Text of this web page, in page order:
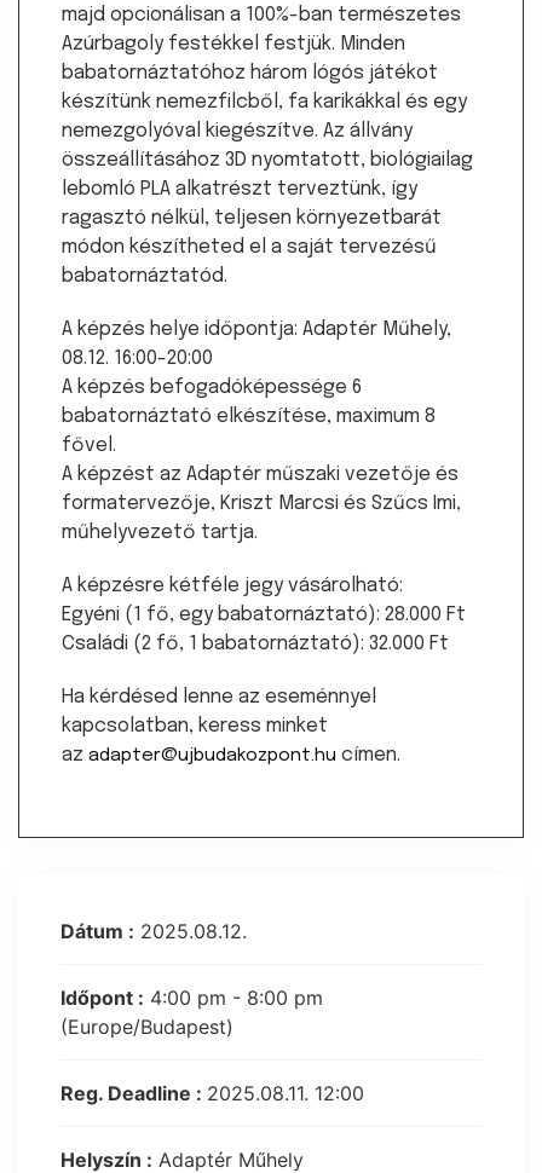
majd opcionálisan a 100%-ban természetes
Azúrbagoly festékkel festjük. Minden
babatornáztatóhoz három lógós játékot
készítünk nemezfilcből, fa karikákkal és egy
nemezgolyóval kiegészítve. Az állvány
összeállításához 3D nyomtatott, biológiailag
lebomló PLA alkatrészt terveztünk, így
ragasztó nélkül, teljesen környezetbarát
módon készítheted el a saját tervezésű
babatornáztatód.
A képzés helye időpontja: Adaptér Műhely,
08.12. 16:00-20:00
A képzés befogadóképessége 6
babatornáztató elkészítése, maximum 8
fővel.
A képzést az Adaptér műszaki vezetője és
formatervezője, Kriszt Marcsi és Szűcs Imi,
műhelyvezető tartja.
A képzésre kétféle jegy vásárolható:
Egyéni (1 fő, egy babatornáztató): 28.000 Ft
Családi (2 fő, 1 babatornáztató): 32.000 Ft
Ha kérdésed lenne az eseménnyel
kapcsolatban, keress minket
az adapter@ujbudakozpont.hu címen.
Dátum : 2025.08.12.
Időpont : 4:00 pm - 8:00 pm
(Europe/Budapest)
Reg. Deadline : 2025.08.11. 12:00
Helyszín : Adaptér Műhely